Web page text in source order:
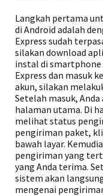
Langkah pertama
di Android adalah
Express sudah
silakan download
instal di smartphone
Express dan masuk
akun, silakan
Setelah masuk,
halaman utama. Di
melihat status
pengiriman paket,
bawah layar.
pengiriman yang
yang Anda terima.
sistem akan
mengenai